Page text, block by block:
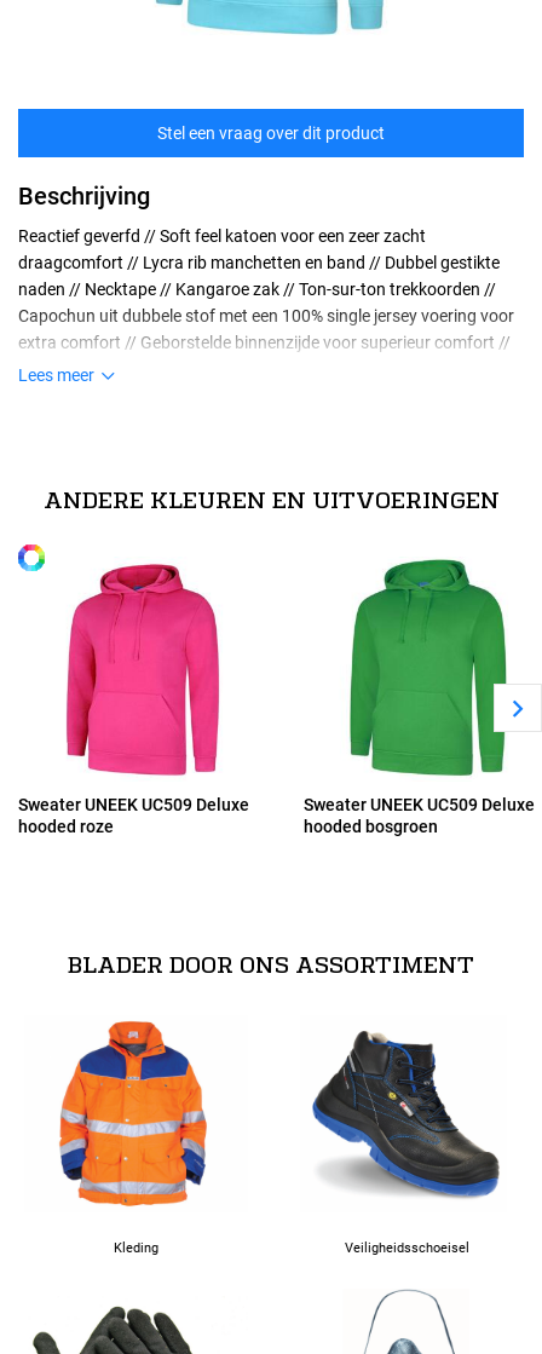
Stel een vraag over dit product
Beschrijving
Reactief geverfd // Soft feel katoen voor een zeer zacht
draagcomfort // Lycra rib manchetten en band // Dubbel gestikte
naden // Necktape // Kangaroe zak // Ton-sur-ton trekkoorden //
Capochun uit dubbele stof met een 100% single jersey voering voor
extra comfort // Geborstelde binnenzijde voor superieur comfort //
Enzymen gewassen voor extra zacht draagcomfort en verminderde
Lees meer
2XL
ANDERE KLEUREN EN UITVOERINGEN
Sweater UNEEK UC509 Deluxe
hooded roze
Sweater UNEEK UC509 Deluxe
hooded bosgroen
BLADER DOOR ONS ASSORTIMENT
Kleding Veiligheidsschoeisel